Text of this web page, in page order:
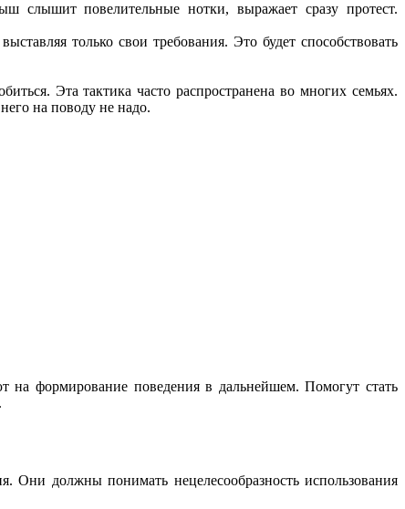
слышит повелительные нотки, выражает сразу протест.
только свои требования. Это будет способствовать
Эта тактика часто распространена во многих семьях.
на поводу не надо.
на формирование поведения в дальнейшем. Помогут стать
Они должны понимать нецелесообразность использования